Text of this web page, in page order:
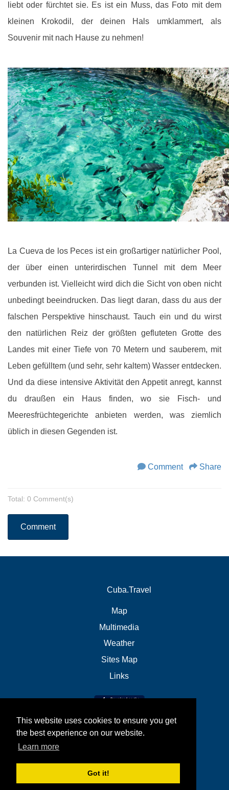
This website uses cookies to ensure you get
the best experience on our website.
Learn more
Got it!
liebt oder fürchtet sie. Es ist ein Muss, das Foto mit dem
kleinen Krokodil, der deinen Hals umklammert, als
Souvenir mit nach Hause zu nehmen!
La Cueva de los Peces ist ein großartiger natürlicher Pool,
der über einen unterirdischen Tunnel mit dem Meer
verbunden ist. Vielleicht wird dich die Sicht von oben nicht
unbedingt beeindrucken. Das liegt daran, dass du aus der
falschen Perspektive hinschaust. Tauch ein und du wirst
den natürlichen Reiz der größten gefluteten Grotte des
Landes mit einer Tiefe von 70 Metern und sauberem, mit
Leben gefülltem (und sehr, sehr kaltem) Wasser entdecken.
Und da diese intensive Aktivität den Appetit anregt, kannst
du draußen ein Haus finden, wo sie Fisch- und
Meeresfrüchtegerichte anbieten werden, was ziemlich
üblich in diesen Gegenden ist.
Comment Share
Total: 0 Comment(s)
Comment
Cuba.Travel
Map
Multimedia
Weather
Sites Map
Links